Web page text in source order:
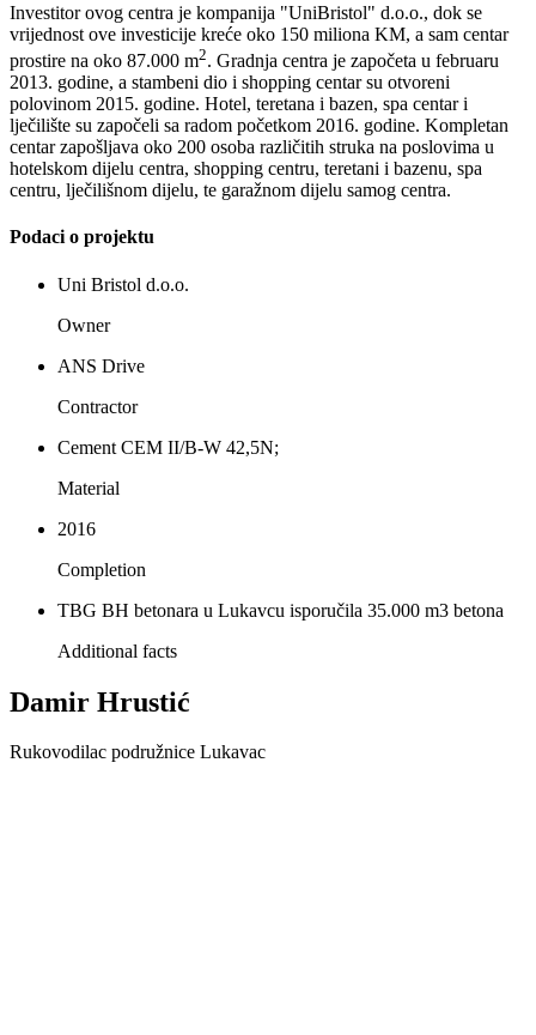
Investitor ovog centra je kompanija "UniBristol" d.o.o., dok se
vrijednost ove investicije kreće oko 150 miliona KM, a sam centar
prostire na oko 87.000 m2. Gradnja centra je započeta u februaru
2013. godine, a stambeni dio i shopping centar su otvoreni
polovinom 2015. godine. Hotel, teretana i bazen, spa centar i
lječilište su započeli sa radom početkom 2016. godine. Kompletan
centar zapošljava oko 200 osoba različitih struka na poslovima u
hotelskom dijelu centra, shopping centru, teretani i bazenu, spa
centru, lječilišnom dijelu, te garažnom dijelu samog centra.
Podaci o projektu
Uni Bristol d.o.o.
Owner
ANS Drive
Contractor
Cement CEM II/B-W 42,5N;
Material
2016
Completion
TBG BH betonara u Lukavcu isporučila 35.000 m3 betona
Additional facts
Damir Hrustić
Rukovodilac podružnice Lukavac